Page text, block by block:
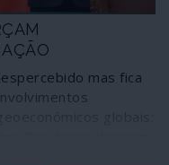
mas fica